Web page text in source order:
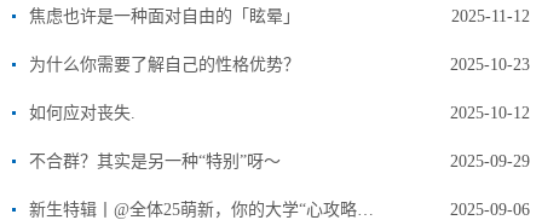
焦虑也许是一种面对自由的「眩晕」 2025-11-12
为什么你需要了解自己的性格优势？ 2025-10-23
如何应对丧失. 2025-10-12
不合群？其实是另一种“特别”呀～ 2025-09-29
2025-09-06